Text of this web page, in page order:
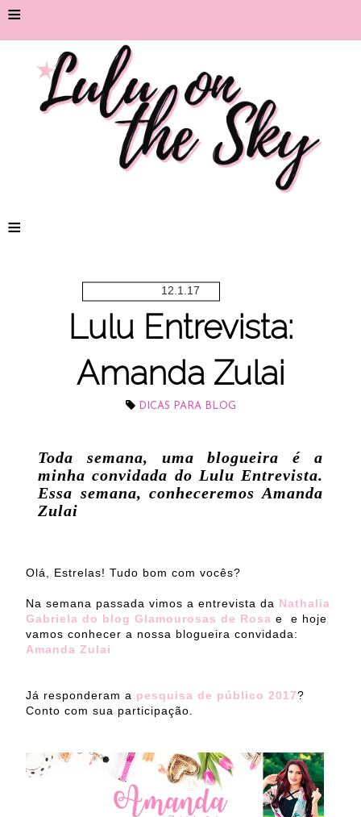
≡
≡
12.1.17
Lulu Entrevista:
Amanda Zulai
DICAS PARA BLOG
Toda semana, uma blogueira é a
minha convidada do Lulu Entrevista.
Essa semana, conheceremos Amanda
Zulai
Olá, Estrelas! Tudo bom com vocês?
Na semana passada vimos a entrevista da Nathalia
Gabriela do blog Glamourosas de Rosa e
e hoje
vamos conhecer a nossa blogueira convidada:
Amanda Zulai
Já responderam a pesquisa de público 2017?
Conto com sua participação.